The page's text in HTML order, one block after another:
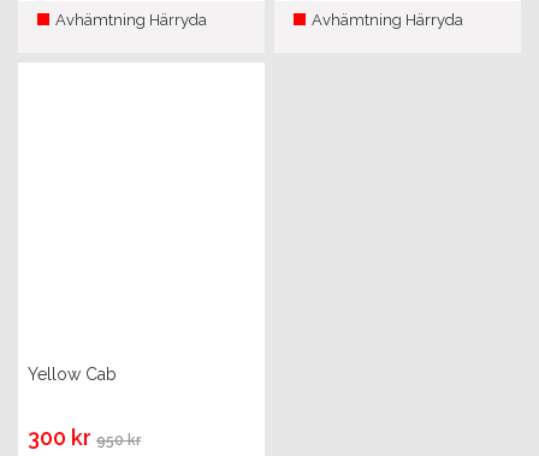
Avhämtning Härryda Avhämtning Härryda
Yellow Cab
300 kr950 kr